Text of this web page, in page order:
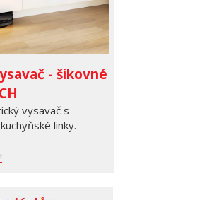
- šikovné
vysavač s
linky.